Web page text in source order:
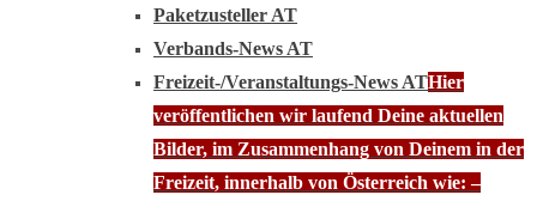
Paketzusteller AT
Verbands-News AT
Freizeit-/Veranstaltungs-News ATHier
veröffentlichen wir laufend Deine aktuellen
Bilder, im Zusammenhang von Deinem in der
Freizeit, innerhalb von Österreich wie: –